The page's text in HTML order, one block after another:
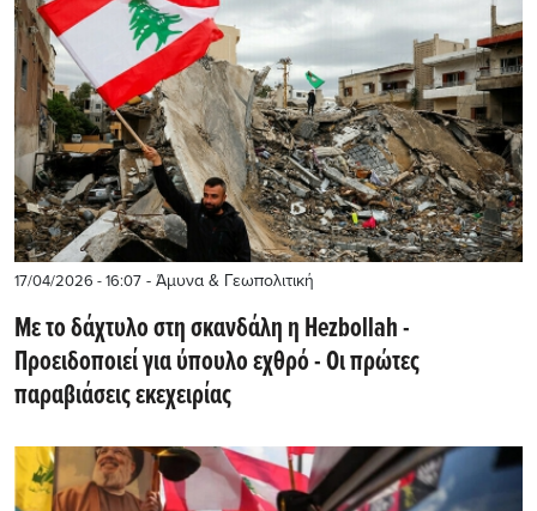
17/04/2026 - 16:07 - Άμυνα & Γεωπολιτική
Με το δάχτυλο στη σκανδάλη η Hezbollah -
Προειδοποιεί για ύπουλο εχθρό - Οι πρώτες
παραβιάσεις εκεχειρίας